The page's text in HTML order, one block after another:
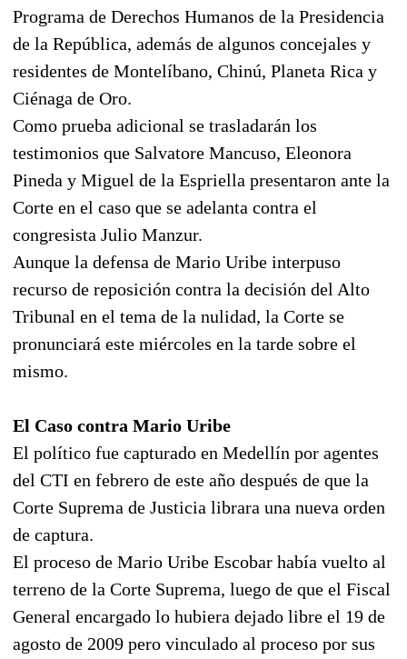
Programa de Derechos Humanos de la Presidencia
de la República, además de algunos concejales y
residentes de Montelíbano, Chinú, Planeta Rica y
Ciénaga de Oro.
Como prueba adicional se trasladarán los
testimonios que Salvatore Mancuso, Eleonora
Pineda y Miguel de la Espriella presentaron ante la
Corte en el caso que se adelanta contra el
congresista Julio Manzur.
Aunque la defensa de Mario Uribe interpuso
recurso de reposición contra la decisión del Alto
Tribunal en el tema de la nulidad, la Corte se
pronunciará este miércoles en la tarde sobre el
mismo.
El Caso contra Mario Uribe
El político fue capturado en Medellín por agentes
del CTI en febrero de este año después de que la
Corte Suprema de Justicia librara una nueva orden
de captura.
El proceso de Mario Uribe Escobar había vuelto al
terreno de la Corte Suprema, luego de que el Fiscal
General encargado lo hubiera dejado libre el 19 de
agosto de 2009 pero vinculado al proceso por sus